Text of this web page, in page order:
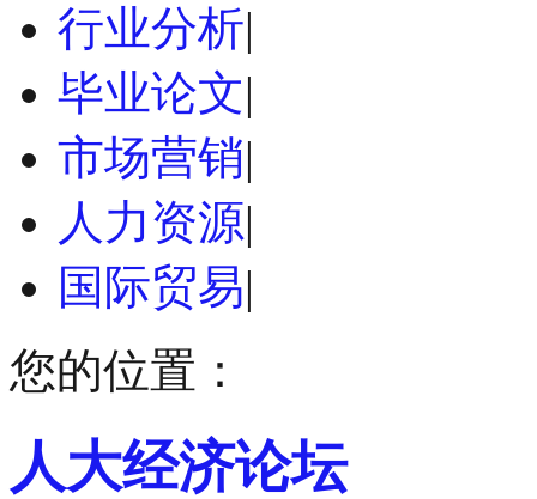
行业分析|
毕业论文|
市场营销|
人力资源|
国际贸易|
您的位置：
人大经济论坛